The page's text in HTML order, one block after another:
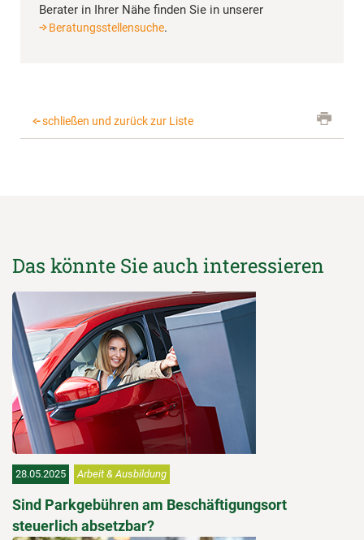
Berater in Ihrer Nähe finden Sie in unserer
Beratungsstellensuche.
schließen und zurück zur Liste
Das könnte Sie auch interessieren
28.05.2025 Arbeit & Ausbildung
Sind Parkgebühren am Beschäftigungsort
steuerlich absetzbar?